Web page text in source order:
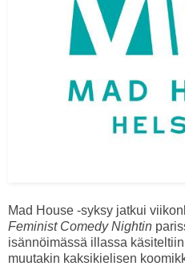
Mad House -syksy jatkui
Feminist Comedy Nightin
isännöimässä illassa
muutakin kaksikielisen